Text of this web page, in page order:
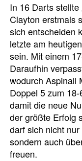
In 16 Darts stellte
Clayton erstmals
sich entscheiden
letzte am
sein. Mit einem
Daraufhin
wodurch Aspinall
Doppel 5 zum
damit die neue
der größte Erfolg
darf sich nicht
sondern auch
freuen.